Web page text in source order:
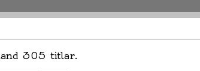
305 titlar.